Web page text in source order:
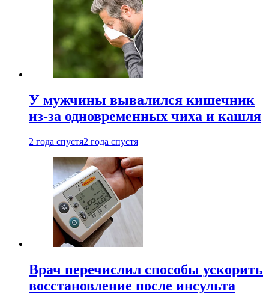
У мужчины вывалился кишечник
из-за одновременных чиха и кашля
2 года спустя2 года спустя
Врач перечислил способы ускорить
восстановление после инсульта